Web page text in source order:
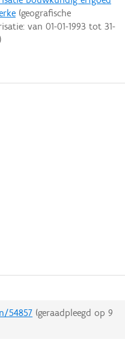
(geografische
van 01-01-1993 tot 31-
)
54857 (geraadpleegd op9